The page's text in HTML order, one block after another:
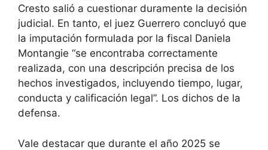
Cresto salió a cuestionar duramente la decisión
judicial. En tanto, el juez Guerrero concluyó que
la imputación formulada por la fiscal Daniela
Montangie “se encontraba correctamente
realizada, con una descripción precisa de los
hechos investigados, incluyendo tiempo, lugar,
conducta y calificación legal”. Los dichos de la
defensa.
Vale destacar que durante el año 2025 se